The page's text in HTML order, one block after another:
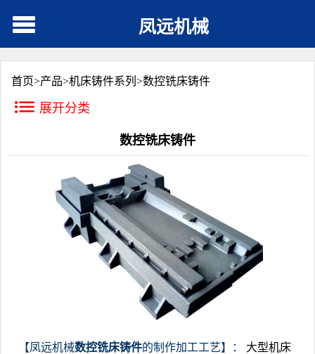
凤远机械
首页>产品>机床铸件系列 >数控铣床铸件
展开分类
数控铣床铸件
【凤远机械数控铣床铸件的制作加工工艺】：
大型机床